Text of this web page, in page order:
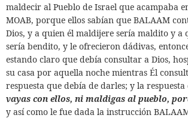
maldecir al Pueblo de Israel que acampaba
MOAB, porque ellos sabían que BALAAM
Dios, y a quien él maldijere sería maldito y a
sería bendito, y le ofrecieron dádivas,
estando claro que debía consultar a Dios,
su casa por aquella noche mientras Él
respuesta que debía de darles; y la respuesta
vayas con ellos, ni maldigas al pueblo,
y así como le fue dada la instrucción